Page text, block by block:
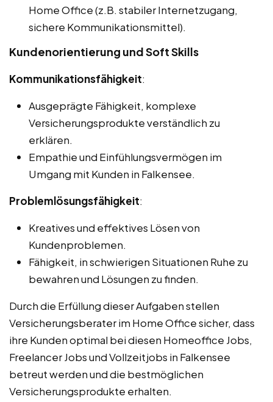
Home Office (z.B. stabiler Internetzugang,
sichere Kommunikationsmittel).
Kundenorientierung und Soft Skills
Kommunikationsfähigkeit:
Ausgeprägte Fähigkeit, komplexe
Versicherungsprodukte verständlich zu
erklären.
Empathie und Einfühlungsvermögen im
Umgang mit Kunden in Falkensee.
Problemlösungsfähigkeit:
Kreatives und effektives Lösen von
Kundenproblemen.
Fähigkeit, in schwierigen Situationen Ruhe zu
bewahren und Lösungen zu finden.
Durch die Erfüllung dieser Aufgaben stellen
Versicherungsberater im Home Office sicher, dass
ihre Kunden optimal bei diesen Homeoffice Jobs,
Freelancer Jobs und Vollzeitjobs in Falkensee
betreut werden und die bestmöglichen
Versicherungsprodukte erhalten.